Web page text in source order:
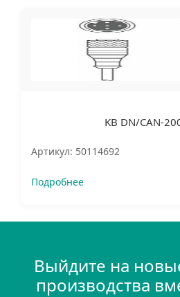
KB DN/CAN-
Артикул: 50114692
Подробнее
Выйдите на
производства